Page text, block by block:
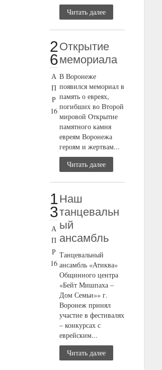
Читать далее
2
6
А
П
Р
16
Открытие
мемориала
В Воронеже
появился мемориал в
память о евреях,
погибших во Второй
мировой Открытие
памятного камня
евреям Воронежа
героям и жертвам...
Читать далее
1
3
А
П
Р
16
Наш
танцевальн
ый
ансамбль
Танцевальный
ансамбль «Атиква»
Общинного центра
«Бейт Мишпаха –
Дом Семьи»» г.
Воронеж принял
участие в фестивалях
– конкурсах с
еврейским...
Читать далее